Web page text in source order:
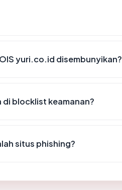
yuri.co.id disembunyikan?
blocklist keamanan?
situs phishing?